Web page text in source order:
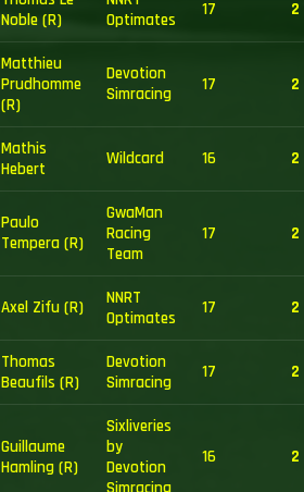
Noble (R)
Optimates
17 2
Matthieu
Prudhomme
(R)
Devotion
Simracing
17 2
Mathis
Hebert
Wildcard 16 2
Paulo
Tempera (R)
GwaMan
Racing
Team
17 2
Axel Zifu (R)
NNRT
Optimates
17 2
Thomas
Beaufils (R)
Devotion
Simracing
17 2
Guillaume
Hamling (R)
Sixliveries
by
Devotion
16 2